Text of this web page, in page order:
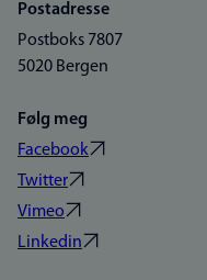
Postadresse
Postboks 7807
5020 Bergen
Følg meg
Facebook
Twitter
Vimeo
Linkedin